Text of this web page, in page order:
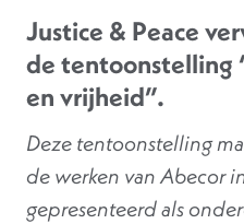
Justice & Peace
de tentoonstelling
en vrijheid”.
Deze tentoonstelling
de werken van Abecor
gepresenteerd als